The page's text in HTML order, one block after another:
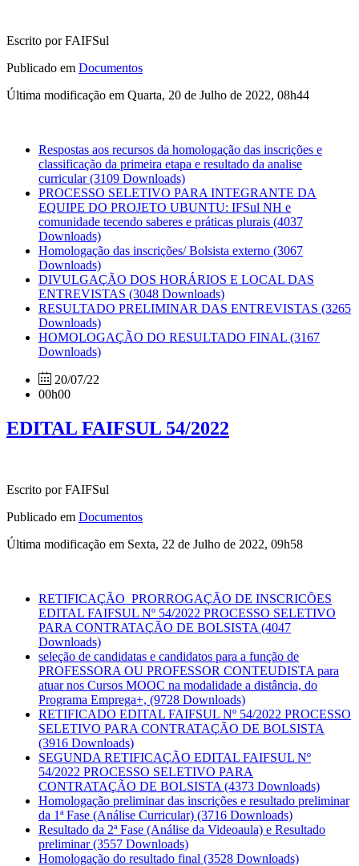
Escrito por FAIFSul
Publicado em Documentos
Última modificação em Quarta, 20 de Julho de 2022, 08h44
Respostas aos recursos da homologação das inscrições e
classificação da primeira etapa e resultado da analise
curricular(3109 Downloads)
PROCESSO SELETIVO PARA INTEGRANTE DA
EQUIPE DO PROJETO UBUNTU: IFSul NH e
comunidade tecendo saberes e práticas plurais (4037
Downloads)
Homologação das inscrições/ Bolsista externo (3067
Downloads)
DIVULGAÇÃO DOS HORÁRIOS E LOCAL DAS
ENTREVISTAS (3048 Downloads)
RESULTADO PRELIMINAR DAS ENTREVISTAS (3265
Downloads)
HOMOLOGAÇÃO DO RESULTADO FINAL (3167
Downloads)
20/07/22
00h00
EDITAL FAIFSUL 54/2022
Escrito por FAIFSul
Publicado em Documentos
Última modificação em Sexta, 22 de Julho de 2022, 09h58
RETIFICAÇÃO_PRORROGAÇÃO DE INSCRICÕES
EDITAL FAIFSUL Nº 54/2022 PROCESSO SELETIVO
PARA CONTRATAÇÃO DE BOLSISTA (4047
Downloads)
seleção de candidatas e candidatos para a função de
PROFESSORA OU PROFESSOR CONTEUDISTA para
atuar nos Cursos MOOC na modalidade a distância, do
Programa Emprega+, (9728 Downloads)
RETIFICADO EDITAL FAIFSUL Nº 54/2022 PROCESSO
SELETIVO PARA CONTRATAÇÃO DE BOLSISTA
(3916 Downloads)
SEGUNDA RETIFICAÇÃO EDITAL FAIFSUL Nº
54/2022 PROCESSO SELETIVO PARA
CONTRATAÇÃO DE BOLSISTA (4373 Downloads)
Homologação preliminar das inscrições e resultado preliminar
da 1ª Fase (Análise Curricular) (3716 Downloads)
Resultado da 2ª Fase (Análise da Videoaula) e Resultado
preliminar(3557 Downloads)
Homologação do resultado final (3528 Downloads)